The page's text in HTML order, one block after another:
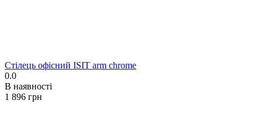
Стілець офісний ISIT arm chrome
0.0
В наявності
‍1 896‍ грн